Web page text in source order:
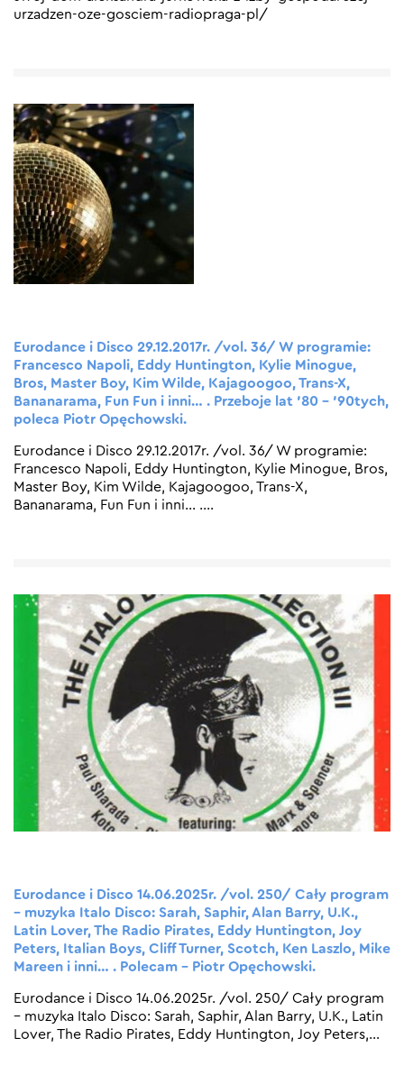
urzadzen-oze-gosciem-radiopraga-pl/
Eurodance i Disco 29.12.2017r. /vol. 36/ W programie:
Francesco Napoli, Eddy Huntington, Kylie Minogue,
Bros, Master Boy, Kim Wilde, Kajagoogoo, Trans-X,
Bananarama, Fun Fun i inni… . Przeboje lat ’80 – ’90tych,
poleca Piotr Opęchowski.
Eurodance i Disco 29.12.2017r. /vol. 36/ W programie:
Francesco Napoli, Eddy Huntington, Kylie Minogue, Bros,
Master Boy, Kim Wilde, Kajagoogoo, Trans-X,
Bananarama, Fun Fun i inni… .…
Eurodance i Disco 14.06.2025r. /vol. 250/ Cały program
– muzyka Italo Disco: Sarah, Saphir, Alan Barry, U.K.,
Latin Lover, The Radio Pirates, Eddy Huntington, Joy
Peters, Italian Boys, Cliff Turner, Scotch, Ken Laszlo, Mike
Mareen i inni… . Polecam – Piotr Opęchowski.
Eurodance i Disco 14.06.2025r. /vol. 250/ Cały program
– muzyka Italo Disco: Sarah, Saphir, Alan Barry, U.K., Latin
Lover, The Radio Pirates, Eddy Huntington, Joy Peters,…